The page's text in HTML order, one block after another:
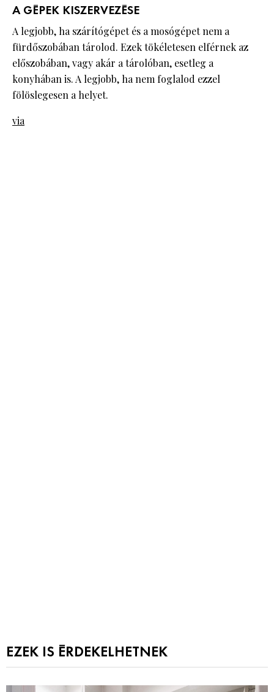
A GÉPEK KISZERVEZÉSE
A legjobb, ha szárítógépet és a mosógépet nem a
fürdőszobában tárolod. Ezek tökéletesen elférnek az
előszobában, vagy akár a tárolóban, esetleg a
konyhában is. A legjobb, ha nem foglalod ezzel
fölöslegesen a helyet.
via
EZEK IS ÉRDEKELHETNEK